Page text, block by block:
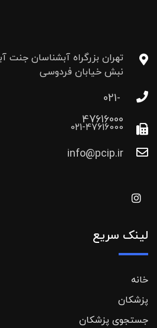
تهران بزرگراه آبشناسان جنت
نبش خیابان فردوسی
021-
47616000
021-47616000
info@pcip.ir
لینک سریع
خانه
پزشکان
جستجوی پزشکان